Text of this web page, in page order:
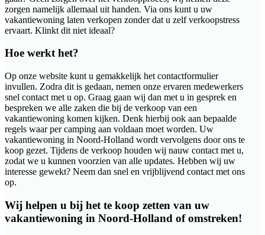
zorgen namelijk allemaal uit handen. Via ons kunt u uw
vakantiewoning laten verkopen zonder dat u zelf verkoopstress
ervaart. Klinkt dit niet ideaal?
Hoe werkt het?
Op onze website kunt u gemakkelijk het contactformulier
invullen. Zodra dit is gedaan, nemen onze ervaren medewerkers
snel contact met u op. Graag gaan wij dan met u in gesprek en
bespreken we alle zaken die bij de verkoop van een
vakantiewoning komen kijken. Denk hierbij ook aan bepaalde
regels waar per camping aan voldaan moet worden. Uw
vakantiewoning in Noord-Holland wordt vervolgens door ons te
koop gezet. Tijdens de verkoop houden wij nauw contact met u,
zodat we u kunnen voorzien van alle updates. Hebben wij uw
interesse gewekt? Neem dan snel en vrijblijvend contact met ons
op.
Wij helpen u bij het te koop zetten van uw
vakantiewoning in Noord-Holland of omstreken!